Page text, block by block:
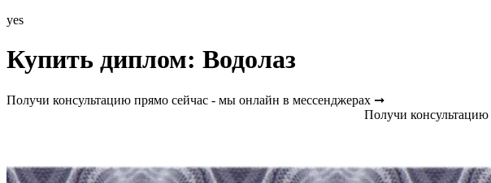
yes
Купить диплом: Водолаз
Получи консультацию прямо сейчас - мы онлайн в мессенджерах ➞
Получи